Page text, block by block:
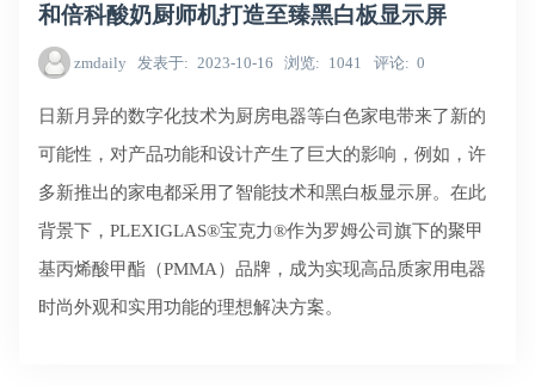
和倍科酸奶厨师机打造至臻黑白板显示屏
zmdaily 发表于 2023-10-16 浏览 1041 评论 0
日新月异的数字化技术为厨房电器等白色家电带来了新的
可能性，对产品功能和设计产生了巨大的影响，例如，许
多新推出的家电都采用了智能技术和黑白板显示屏。在此
背景下，PLEXIGLAS®宝克力®作为罗姆公司旗下的聚甲
基丙烯酸甲酯（PMMA）品牌，成为实现高品质家用电器
时尚外观和实用功能的理想解决方案。